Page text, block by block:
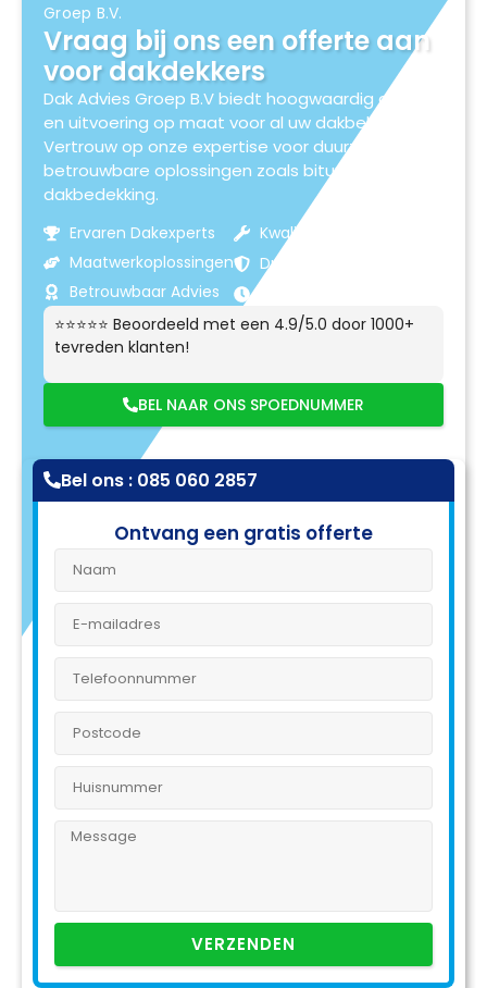
Groep B.V.
Vraag bij ons een offerte aan
voor dakdekkers
Dak Advies Groep B.V biedt hoogwaardig advies
en uitvoering op maat voor al uw dakbehoeften.
Vertrouw op onze expertise voor duurzame en
betrouwbare oplossingen zoals bitumen
dakbedekking.
Ervaren Dakexperts
Maatwerkoplossingen
Betrouwbaar Advies
Kwaliteitsmaterialen
Duurzame Resultaten
⭐⭐⭐⭐⭐ Beoordeeld met een 4.9/5.0 door 1000+
tevreden klanten!
BEL NAAR ONS SPOEDNUMMER
Bel ons : 085 060 2857
Ontvang een gratis offerte
VERZENDEN